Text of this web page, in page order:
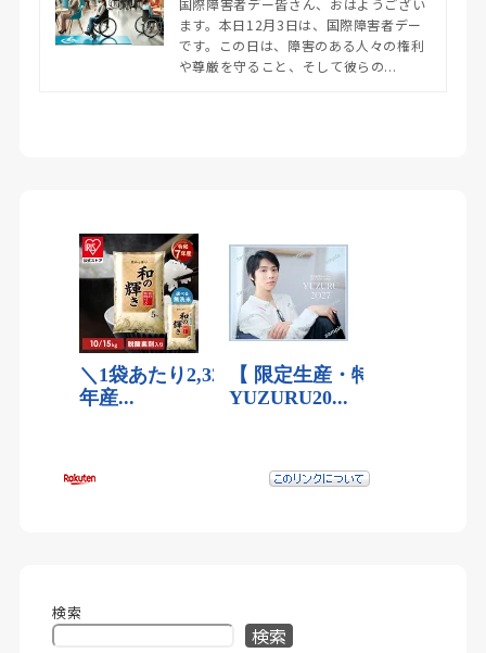
ます。本日12月3日は、国際障害者デー
です。この日は、障害のある人々の権利
や尊厳を守ること、そして彼らの...
検索
検索